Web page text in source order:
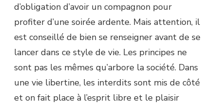
d’obligation d’avoir un compagnon pour
profiter d’une soirée ardente. Mais attention, il
est conseillé de bien se renseigner avant de se
lancer dans ce style de vie. Les principes ne
sont pas les mêmes qu’arbore la société. Dans
une vie libertine, les interdits sont mis de côté
et on fait place à l’esprit libre et le plaisir